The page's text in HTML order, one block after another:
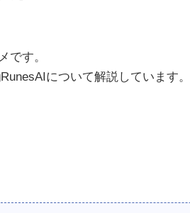
です。
について解説しています。